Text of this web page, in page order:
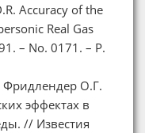
Accuracy of the
Real Gas
– No. 0171. – Р.
Фридлендер О.Г.
эффектах в
// Известия